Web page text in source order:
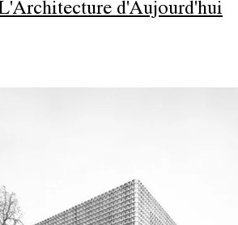
d'Aujourd'hui